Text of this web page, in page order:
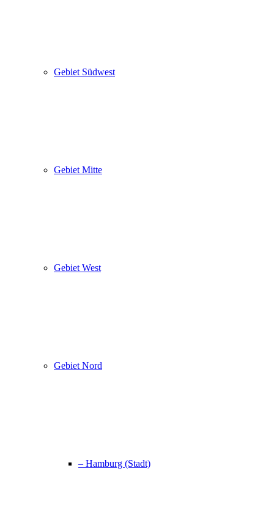
Gebiet Südwest
Gebiet Mitte
Gebiet West
Gebiet Nord
– Hamburg (Stadt)